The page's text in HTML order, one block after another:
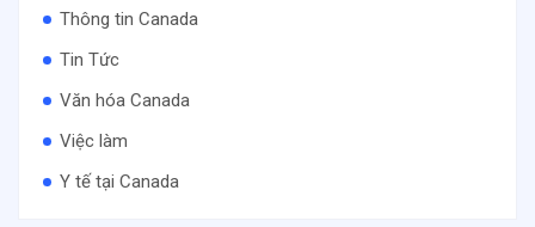
Thông tin Canada
Tin Tức
Văn hóa Canada
Việc làm
Y tế tại Canada